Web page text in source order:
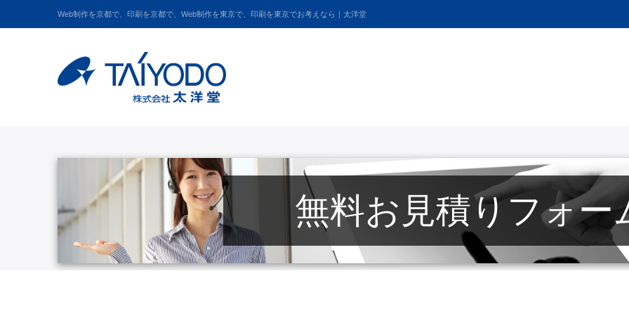
Web制作を京都で、印刷を京都で、Web制作を東京で、印刷を東京でお考えなら｜太洋堂
無料お見積りフォー